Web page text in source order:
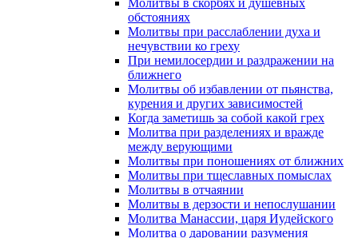
Молитвы в скорбях и душевных
обстояниях
Молитвы при расслаблении духа и
нечувствии ко греху
При немилосердии и раздражении на
ближнего
Молитвы об избавлении от пьянства,
курения и других зависимостей
Когда заметишь за собой какой грех
Молитва при разделениях и вражде
между верующими
Молитвы при поношениях от ближних
Молитвы при тщеславных помыслах
Молитвы в отчаянии
Молитвы в дерзости и непослушании
Молитва Манассии, царя Иудейского
Молитва о даровании разумения